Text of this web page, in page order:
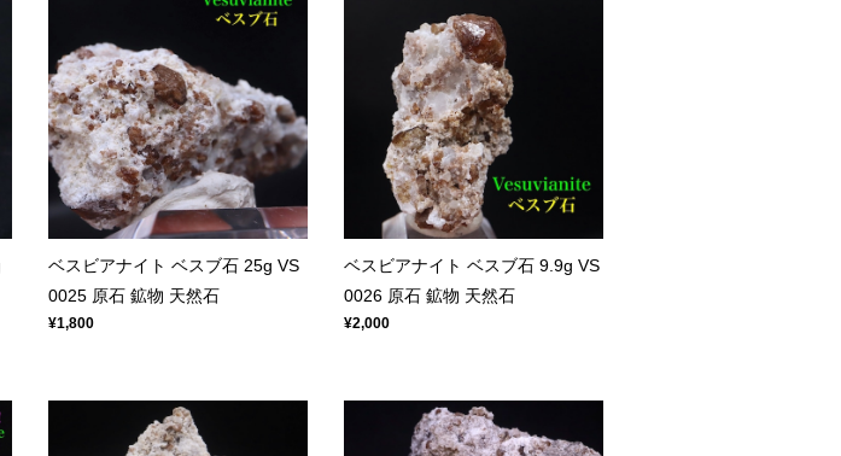
ベスビアナイト ベスブ石 25g VS
0025 原石 鉱物 天然石
¥1,800
ベスビアナイト ベスブ石 9.9g VS
0026 原石 鉱物 天然石
¥2,000